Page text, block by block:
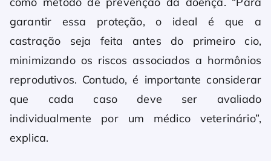
garantir essa proteção, o ideal é que a
castração seja feita antes do primeiro cio,
minimizando os riscos associados a hormônios
reprodutivos. Contudo, é importante considerar
que cada caso deve ser avaliado
individualmente por um médico veterinário”,
explica.